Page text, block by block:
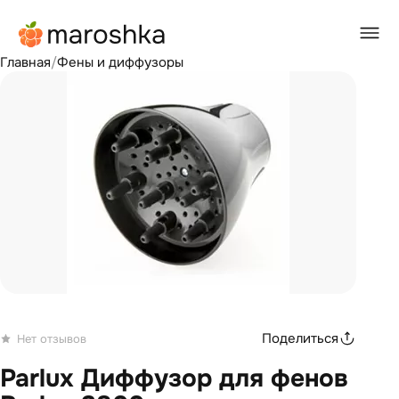
Главная/Фены и диффузоры
Нет отзывов Поделиться
Parlux Диффузор для фенов